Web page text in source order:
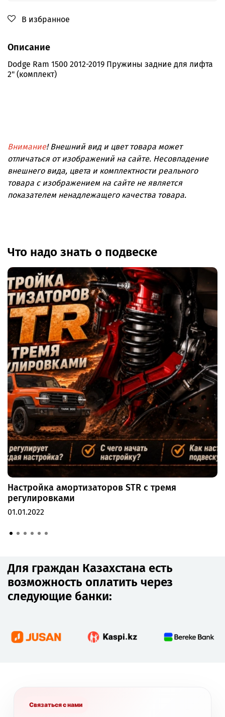
В избранное
Описание
Dodge Ram 1500 2012-2019 Пружины задние для лифта
2" (комплект)
Внимание! Внешний вид и цвет товара может
отличаться от изображений на сайте. Несовпадение
внешнего вида, цвета и комплектности реального
товара с изображением на сайте не является
показателем ненадлежащего качества товара.
Что надо знать о подвеске
Настройка амортизаторов STR с тремя
регулировками
01.01.2022
Для граждан Казахстана есть
возможность оплатить через
следующие банки:
Связаться с нами